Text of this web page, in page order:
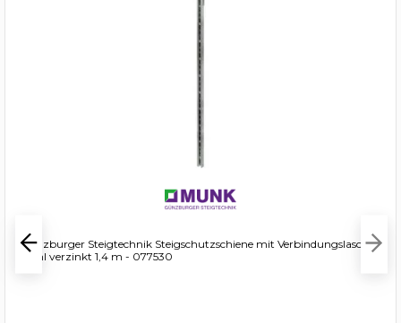
Günzburger Steigtechnik Steigschutzschiene mit Verbindungslasche
Stahl verzinkt 1,4 m - 077530